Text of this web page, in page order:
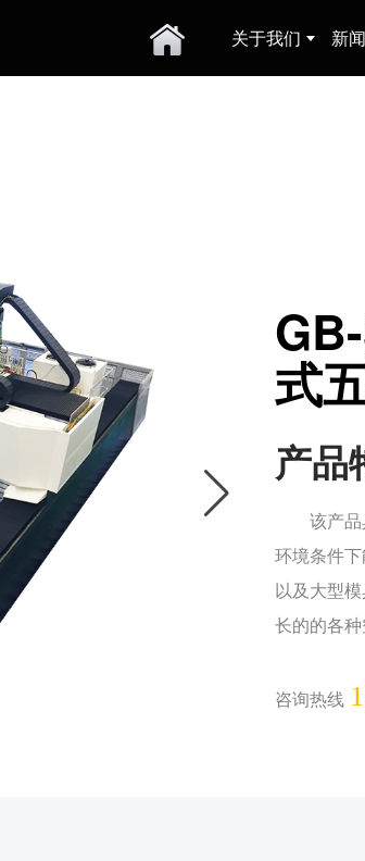
关于我们 新
式
产品
该产品
环境条件
以及大型
长的的各
咨询热线